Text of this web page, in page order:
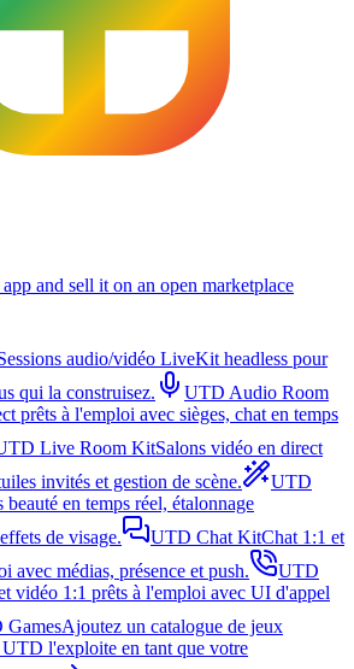
and sell it on an open marketplace
audio/vidéo LiveKit headless pour
qui la construisez.
UTD Audio Room
prêts à l'emploi avec sièges, chat en temps
Live Room KitSalons vidéo en direct
invités et gestion de scène.
UTD
beauté en temps réel, étalonnage
de visage.
UTD Chat KitChat 1:1 et
avec médias, présence et push.
UTD
vidéo 1:1 prêts à l'emploi avec UI d'appel
GamesAjoutez un catalogue de jeux
l'exploite en tant que votre